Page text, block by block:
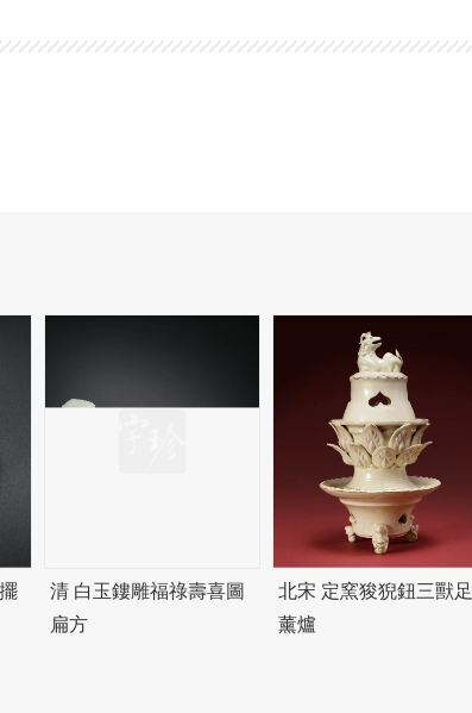
清 白玉鏤雕福祿壽喜圖
扁方
北宋 定窯狻猊鈕三獸足
薰爐